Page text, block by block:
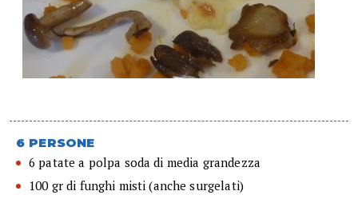
6 PERSONE
6 patate a polpa soda di media grandezza
100 gr di funghi misti (anche surgelati)